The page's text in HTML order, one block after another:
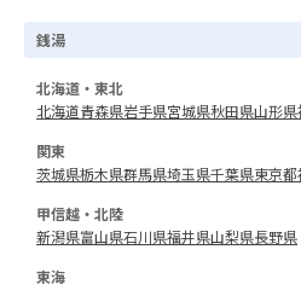
銭湯
北海道・東北
北海道青森県岩手県宮城県秋田県山形県
関東
茨城県栃木県群馬県埼玉県千葉県東京都
甲信越・北陸
新潟県富山県石川県福井県山梨県長野県
東海